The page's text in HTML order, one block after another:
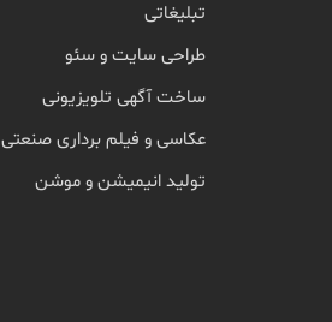
تبلیغاتی
طراحی سایت و سئو
ساخت آگهی تلویزیونی
عکاسی و فیلم برداری صنعتی
تولید انیمیشن و موشن